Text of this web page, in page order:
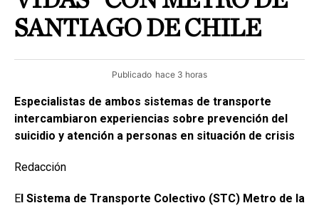
SANTIAGO DE CHILE
Publicado hace 3 horas
Especialistas de ambos sistemas de transporte
intercambiaron experiencias sobre prevención del
suicidio y atención a personas en situación de crisis
Redacción
E l Sistema de Transporte Colectivo (STC) Metro de la